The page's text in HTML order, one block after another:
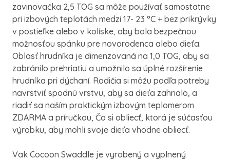
zavinovačka 2,5 TOG sa môže používať samostatne
pri izbových teplotách medzi 17- 23 °C + bez prikrývky
v postieľke alebo v kolíske, aby bola bezpečnou
možnosťou spánku pre novorodenca alebo dieťa.
Oblasť hrudníka je dimenzovaná na 1,0 TOG, aby sa
zabránilo prehriatiu a umožnilo sa úplné rozšírenie
hrudníka pri dýchaní. Rodičia si môžu podľa potreby
navrstviť spodnú vrstvu, aby sa dieťa zahrialo, a
riadiť sa naším praktickým izbovým teplomerom
ZDARMA a príručkou, Čo si obliecť, ktorá je súčasťou
výrobku, aby mohli svoje dieťa vhodne obliecť.
Vak Cocoon Swaddle je vyrobený a vyplnený